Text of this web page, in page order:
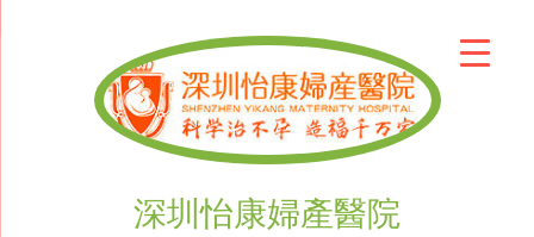
深圳怡康婦產醫院